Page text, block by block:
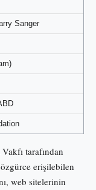
Sanger
tarafından
erişilebilen
web sitelerinin